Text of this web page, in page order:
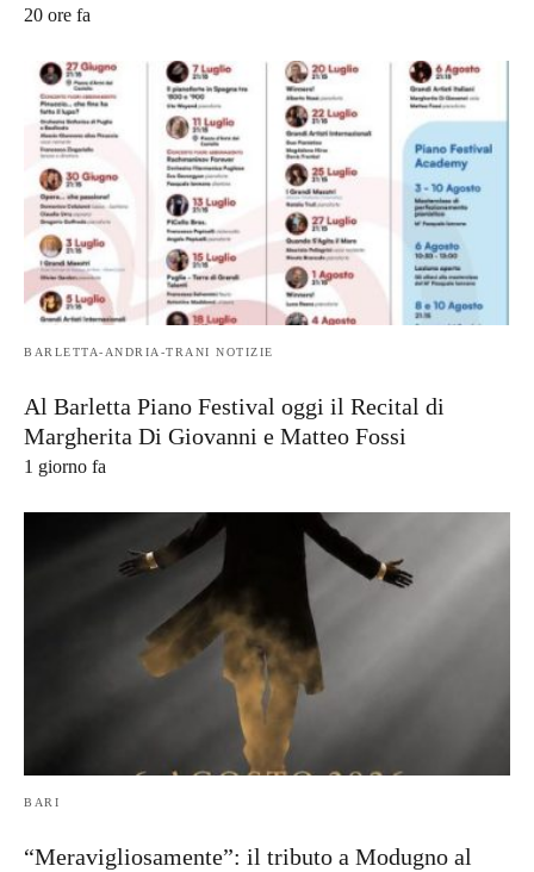
20 ore fa
BARLETTA-ANDRIA-TRANI NOTIZIE
Al Barletta Piano Festival oggi il Recital di
Margherita Di Giovanni e Matteo Fossi
1 giorno fa
BARI
“Meravigliosamente”: il tributo a Modugno al